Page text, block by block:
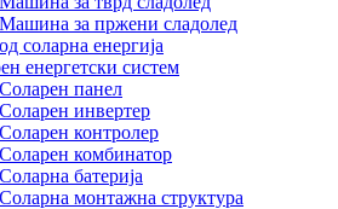
Машина за пржени сладолед
соларна енергија
енергетски систем
Соларен панел
Соларен инвертер
Соларен контролер
Соларен комбинатор
Соларна батерија
Соларна монтажна структура